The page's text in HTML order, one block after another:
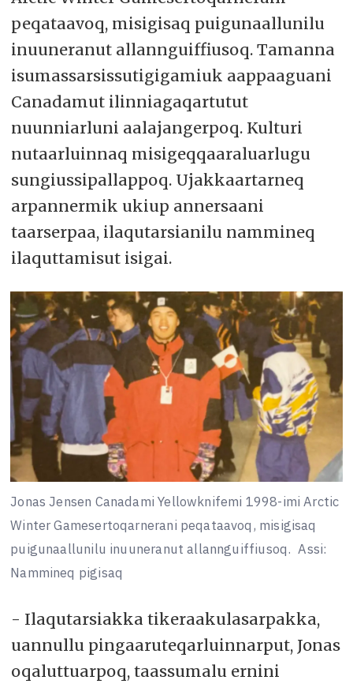
peqataavoq, misigisaq puigunaallunilu
inuuneranut allannguiffiusoq. Tamanna
isumassarsissutigigamiuk aappaaguani
Canadamut ilinniagaqartutut
nuunniarluni aalajangerpoq. Kulturi
nutaarluinnaq misigeqqaaraluarlugu
sungiussipallappoq. Ujakkaartarneq
arpannermik ukiup annersaani
taarserpaa, ilaqutarsianilu nammineq
ilaquttamisut isigai.
Jonas Jensen Canadami Yellowknifemi 1998-imi Arctic
Winter Gamesertoqarnerani peqataavoq, misigisaq
puigunaallunilu inuuneranut allannguiffiusoq. Assi:
Nammineq pigisaq
- Ilaqutarsiakka tikeraakulasarpakka,
uannullu pingaaruteqarluinnarput, Jonas
oqaluttuarpoq, taassumalu ernini